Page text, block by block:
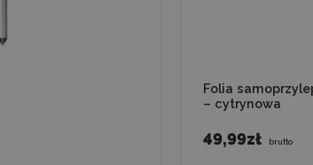
Folia
– cytrynowa
49,99zł brutto